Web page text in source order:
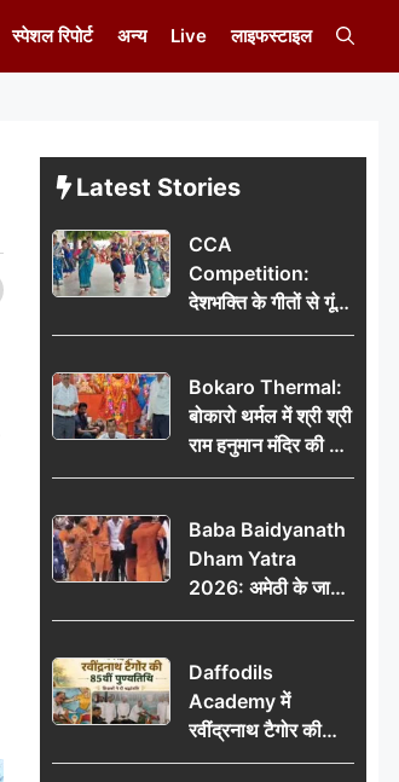
स्पेशल रिपोर्ट अन्य Live लाइफस्टाइल
Latest Stories
CCA
Competition:
देशभक्ति के गीतों से गूंजा
डीएवी कथारा, लोक
बांधा समां
Bokaro Thermal:
बोकारो थर्मल में श्री श्री
राम हनुमान मंदिर की नई
कमेटी गठित, बाबूलाल
Baba Baidyanath
Dham Yatra
2026: अमेठी के जायस
से बाबा बैद्यनाथ धाम के
का दूसरा जत्था
Daffodils
Academy में
रवींद्रनाथ टैगोर की
85वीं पुण्यतिथि मनाई